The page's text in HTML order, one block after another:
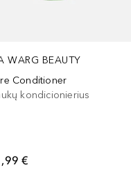
WARG BEAUTY
Conditioner
kondicionierius
€